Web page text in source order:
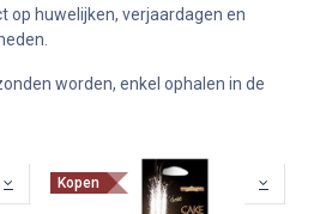
op huwelijken, verjaardagen en
worden, enkel ophalen in de
Kopen